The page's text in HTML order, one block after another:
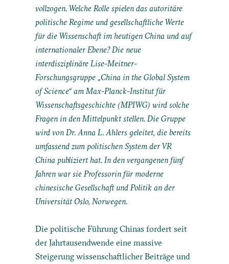
vollzogen. Welche Rolle spielen das autoritäre
politische Regime und gesellschaftliche Werte
für die Wissenschaft im heutigen China und auf
internationaler Ebene? Die neue
interdisziplinäre Lise-Meitner-
Forschungsgruppe „China in the Global System
of Science“ am Max-Planck-Institut für
Wissenschaftsgeschichte (MPIWG) wird solche
Fragen in den Mittelpunkt stellen. Die Gruppe
wird von Dr. Anna L. Ahlers geleitet, die bereits
umfassend zum politischen System der VR
China publiziert hat. In den vergangenen fünf
Jahren war sie Professorin für moderne
chinesische Gesellschaft und Politik an der
Universität Oslo, Norwegen.
Die politische Führung Chinas fordert seit
der Jahrtausendwende eine massive
Steigerung wissenschaftlicher Beiträge und